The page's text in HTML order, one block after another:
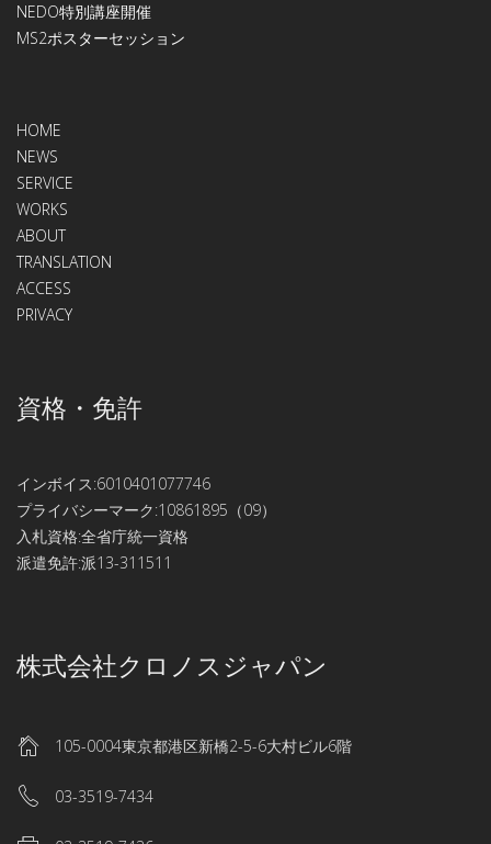
NEDO特別講座開催
МS2ポスターセッション
HOME
NEWS
SERVICE
WORKS
ABOUT
TRANSLATION
ACCESS
PRIVACY
資格・免許
インボイス:6010401077746
プライバシーマーク:10861895（09）
入札資格:全省庁統一資格
派遣免許:派13-311511
株式会社クロノスジャパン
105-0004東京都港区新橋2-5-6大村ビル6階
03-3519-7434